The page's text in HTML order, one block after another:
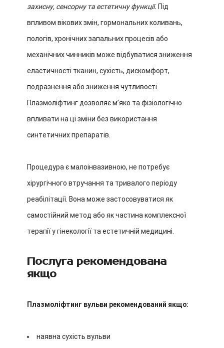
захисну, сенсорну та естетичну функції. Під
впливом вікових змін, гормональних коливань,
пологів, хронічних запальних процесів або
механічних чинників може відбуватися зниження
еластичності тканин, сухість, дискомфорт,
подразнення або зниження чутливості.
Плазмоліфтинг дозволяє мʼяко та фізіологічно
впливати на ці зміни без використання
синтетичних препаратів.
Процедура є малоінвазивною, не потребує
хірургічного втручання та тривалого періоду
реабілітації. Вона може застосовуватися як
самостійний метод або як частина комплексної
терапії у гінекології та естетичній медицині.
Послуга рекомендована
якщо
Плазмоліфтинг вульви рекомендований якщо:
наявна сухість вульви